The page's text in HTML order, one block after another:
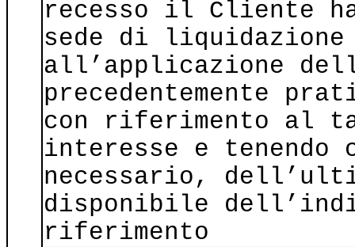
recesso il Cliente
sede di
all’applicazione
precedentemente
con riferimento al
interesse e tenendo
necessario,
disponibile
riferimento